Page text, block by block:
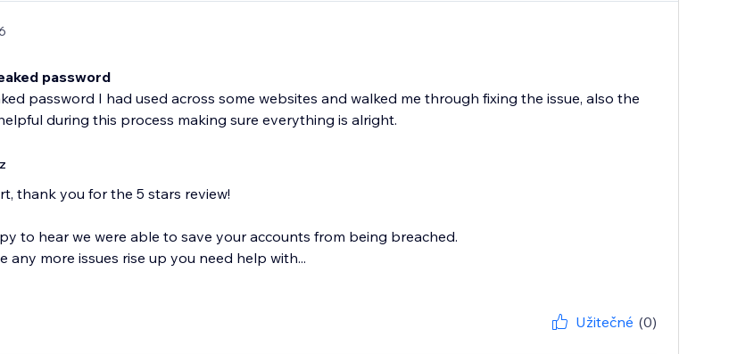
password
password I had used across some websites and walked me through fixing the issue, also the
during this process making sure everything is alright.
thank you for the 5 stars review!
to hear we were able to save your accounts from being breached.
any more issues rise up you need help with...
Užitečné (0)